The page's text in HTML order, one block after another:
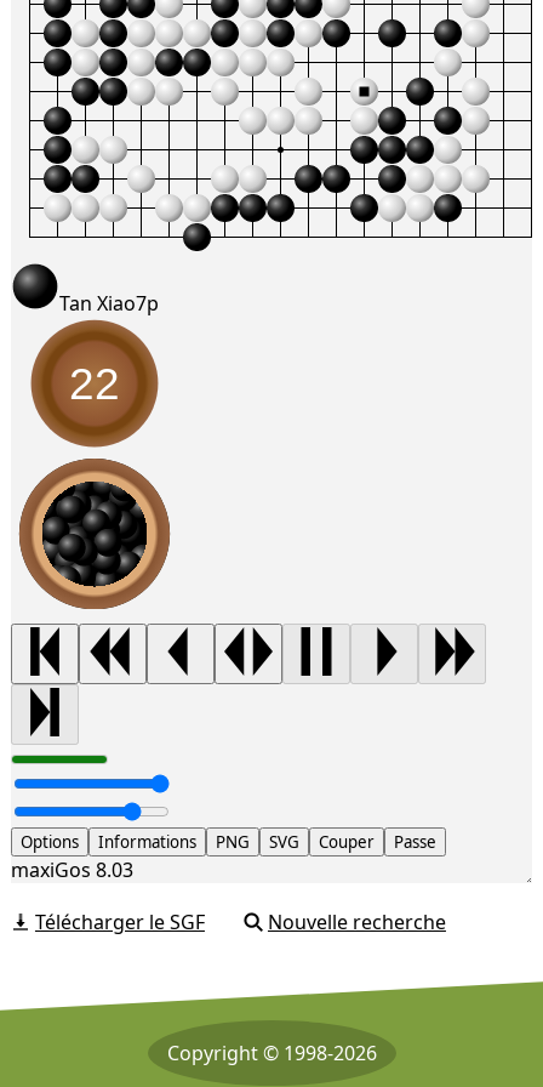
Tan Xiao7p
22
Options Informations PNG SVG Couper Passe
maxiGos 8.03
Télécharger le SGF
Nouvelle recherche
Copyright © 1998-2026